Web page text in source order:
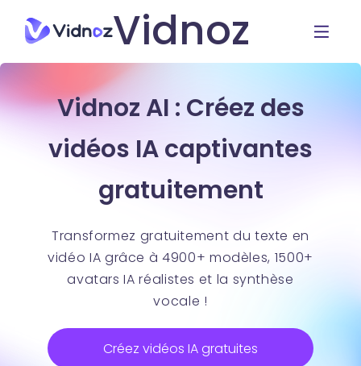
Vidnoz
Vidnoz AI : Créez des
vidéos IA captivantes
gratuitement
Transformez gratuitement du texte en
vidéo IA grâce à 4900+ modèles, 1500+
avatars IA réalistes et la synthèse
vocale !
Créez vidéos IA gratuites